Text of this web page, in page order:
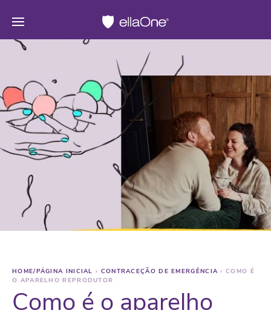
HOME/PÁGINA INICIAL› CONTRACEÇÃO DE EMERGÊNCIA› COMO É
O APARELHO REPRODUTOR
Como é o aparelho